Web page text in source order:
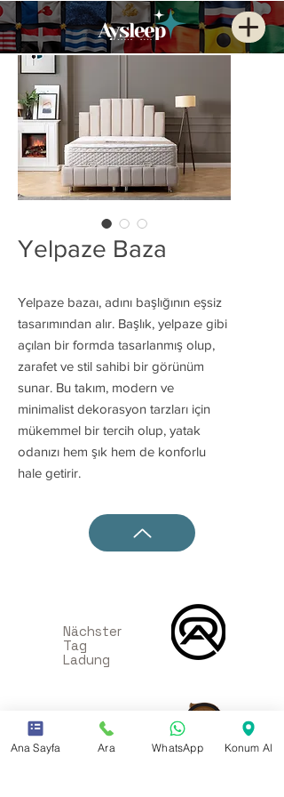
Yelpaze Baza
Yelpaze bazaı, adını başlığının eşsiz
tasarımından alır. Başlık, yelpaze gibi
açılan bir formda tasarlanmış olup,
zarafet ve stil sahibi bir görünüm
sunar. Bu takım, modern ve
minimalist dekorasyon tarzları için
mükemmel bir tercih olup, yatak
odanızı hem şık hem de konforlu
hale getirir.
Nächster
Tag
Ladung
sieben 24
Live Support
Ana Sayfa Ara WhatsApp Konum Al